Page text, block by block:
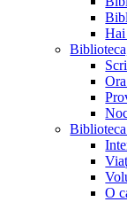
O